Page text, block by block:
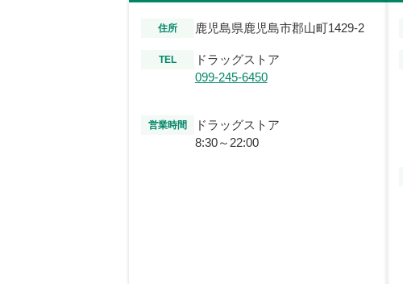
住所 鹿児島県鹿児島市郡山町1429-2
TEL
ドラッグストア
099-245-6450
営業時間
ドラッグストア
8:30～22:00